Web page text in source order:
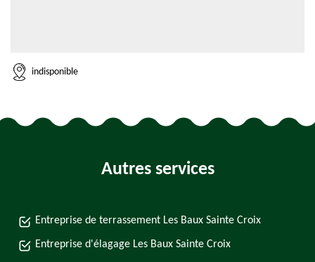
indisponible
Autres services
Entreprise de terrassement Les Baux Sainte Croix
Entreprise d'élagage Les Baux Sainte Croix